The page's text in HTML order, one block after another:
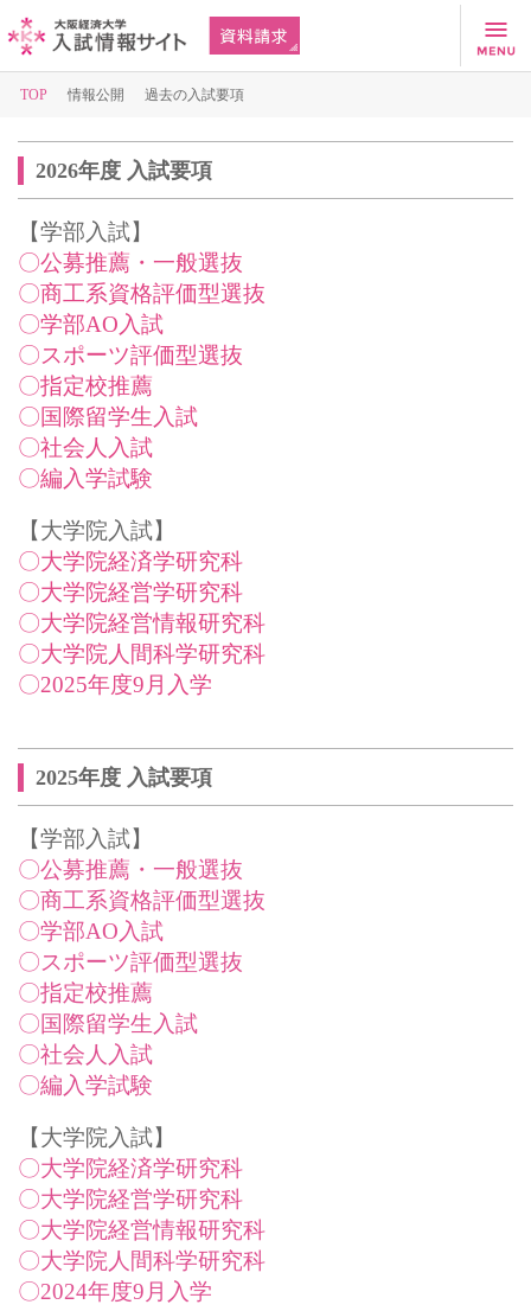
TOP 情報公開 過去の入試要項
2026年度 入試要項
【学部入試】
〇公募推薦・一般選抜
〇商工系資格評価型選抜
〇学部AO入試
〇スポーツ評価型選抜
〇指定校推薦
〇国際留学生入試
〇社会人入試
〇編入学試験
【大学院入試】
〇大学院経済学研究科
〇大学院経営学研究科
〇大学院経営情報研究科
〇大学院人間科学研究科
〇2025年度9月入学
2025年度 入試要項
【学部入試】
〇公募推薦・一般選抜
〇商工系資格評価型選抜
〇学部AO入試
〇スポーツ評価型選抜
〇指定校推薦
〇国際留学生入試
〇社会人入試
〇編入学試験
【大学院入試】
〇大学院経済学研究科
〇大学院経営学研究科
〇大学院経営情報研究科
〇大学院人間科学研究科
〇2024年度9月入学